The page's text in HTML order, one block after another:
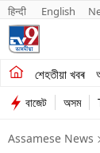
हिन्दी English
শেহতীয়া খবৰ
শেহতীয়া খবৰ
অসম
ভাৰত
বাজেট অসম
Assamese News